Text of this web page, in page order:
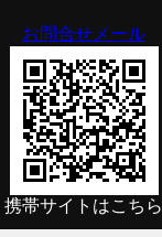
お問合せメール
携帯サイトはこちら